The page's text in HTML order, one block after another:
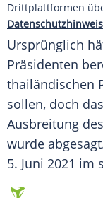
Drittplattformen
Ursprünglich
Präsidenten
thailändischen
sollen, doch
Ausbreitung
wurde
5. Juni 2021 im